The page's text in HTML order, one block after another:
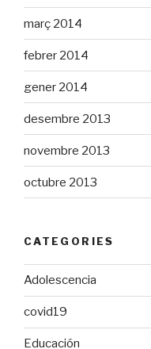
març 2014
febrer 2014
gener 2014
desembre 2013
novembre 2013
octubre 2013
CATEGORIES
Adolescencia
covid19
Educación